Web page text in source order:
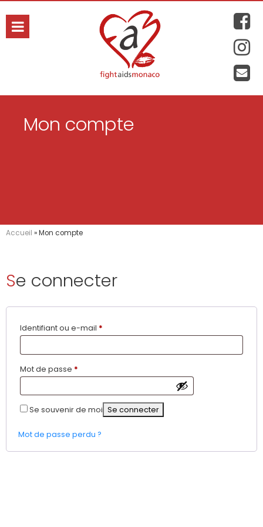
Mon compte
Accueil »Mon compte
Se connecter
Identifiant ou e-mail *
Mot de passe *
Se souvenir de moi Se connecter
Mot de passe perdu ?